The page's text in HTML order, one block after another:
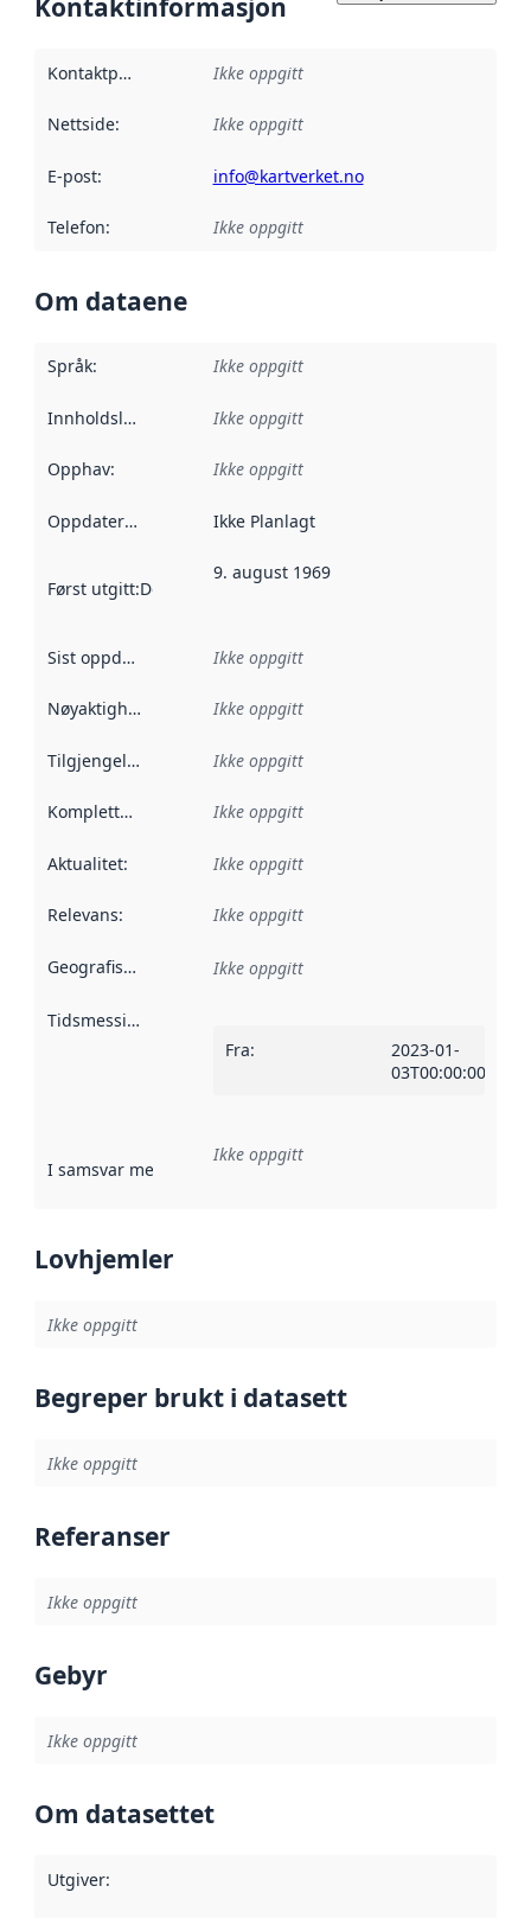
Kontaktinformasjon
Kontaktpunkt Ikke oppgitt
Nettside: Ikke oppgitt
E-post: info@kartverket.no
Telefon: Ikke oppgitt
Om dataene
Språk: Ikke oppgitt
Innholdsleverandører :
Ikke oppgitt
Opphav: Ikke oppgitt
Oppdateringsfrekvens :
Ikke Planlagt
Først utgitt:Denne datoen sier når dataene i dette
9. august 1969
Sist oppdatert Ikke oppgitt
Nøyaktighet Ikke oppgitt
Tilgjengelighet Ikke oppgitt
Kompletthet Ikke oppgitt
Aktualitet: Ikke oppgitt
Relevans: Ikke oppgitt
Geografisk avgrensning :
Ikke oppgitt
Tidsmessig avgrensning
Fra:
2023-01-
03T00:00:00Z
I samsvar med Referanse til en implementasjonsregel
Ikke oppgitt
Lovhjemler
Ikke oppgitt
Begreper brukt i datasett
Ikke oppgitt
Referanser
Ikke oppgitt
Gebyr
Ikke oppgitt
Om datasettet
Utgiver: